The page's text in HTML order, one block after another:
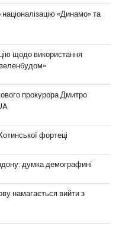
«Динамо» та
щодо використання
прокурора Дмитро
фортеці
думка демографині
намагається вийти з